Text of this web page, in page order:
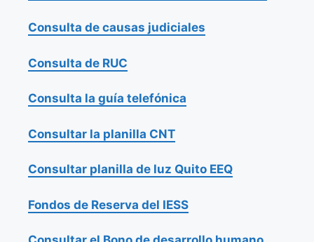
Consulta de causas judiciales
Consulta de RUC
Consulta la guía telefónica
Consultar la planilla CNT
Consultar planilla de luz Quito EEQ
Fondos de Reserva del IESS